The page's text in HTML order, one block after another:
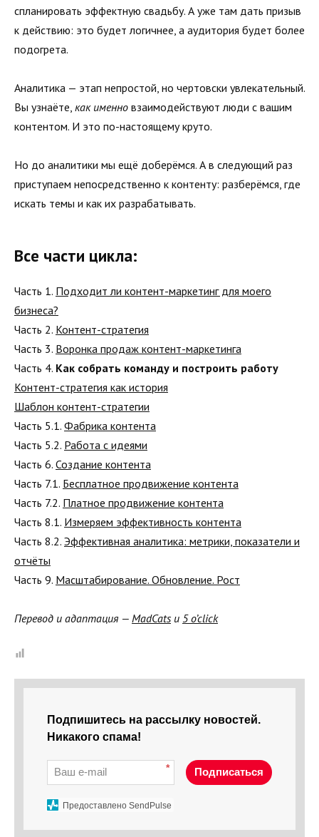
спланировать эффектную свадьбу. А уже там дать призыв
к действию: это будет логичнее, а аудитория будет более
подогрета.
Аналитика — этап непростой, но чертовски увлекательный.
Вы узнаёте, как именно взаимодействуют люди с вашим
контентом. И это по-настоящему круто.
Но до аналитики мы ещё доберёмся. А в следующий раз
приступаем непосредственно к контенту: разберёмся, где
искать темы и как их разрабатывать.
Все части цикла:
Часть 1. Подходит ли контент-маркетинг для моего
бизнеса?
Часть 2. Контент-стратегия
Часть 3. Воронка продаж контент-маркетинга
Часть 4. Как собрать команду и построить работу
Контент-стратегия как история
Шаблон контент-стратегии
Часть 5.1. Фабрика контента
Часть 5.2. Работа с идеями
Часть 6. Создание контента
Часть 7.1. Бесплатное продвижение контента
Часть 7.2. Платное продвижение контента
Часть 8.1. Измеряем эффективность контента
Часть 8.2. Эффективная аналитика: метрики, показатели и
отчёты
Часть 9. Масштабирование. Обновление. Рост
Перевод и адаптация — MadCats и 5 o’click
Подпишитесь на рассылку новостей.
Никакого спама!
* Подписаться
Предоставлено SendPulse